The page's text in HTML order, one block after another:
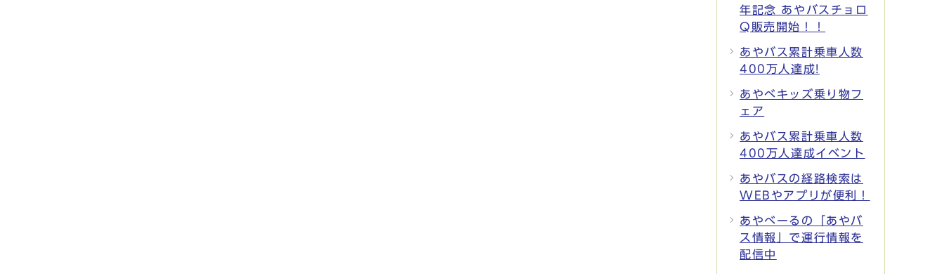
年記念 あやバスチョロ
Q販売開始！！
あやバス累計乗車人数
400万人達成!
あやべキッズ乗り物フ
ェア
あやバス累計乗車人数
400万人達成イベント
あやバスの経路検索は
WEBやアプリが便利！
あやべーるの「あやバ
ス情報」で運行情報を
配信中